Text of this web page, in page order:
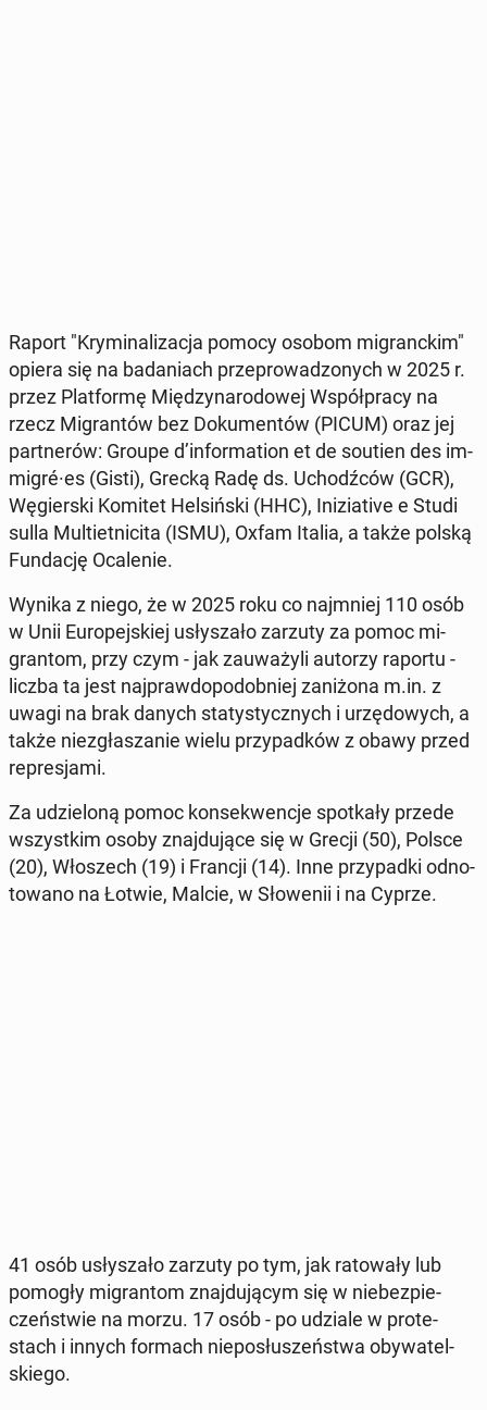
Raport "Kry­mi­na­li­za­cja pomocy osobom mi­granc­kim"
opiera się na ba­da­niach prze­pro­wa­dzo­nych w 2025 r.
przez Plat­for­mę Mię­dzy­na­ro­do­wej Współ­pra­cy na
rzecz Mi­gran­tów bez Do­ku­men­tów (PICUM) oraz jej
part­ne­rów: Groupe d’in­for­ma­tion et de soutien des im­
mi­gré·es (Gisti), Grecką Radę ds. Uchodź­ców (GCR),
Wę­gier­ski Komitet Hel­siń­ski (HHC), In­i­zia­ti­ve e Studi
sulla Mul­tiet­ni­ci­ta (ISMU), Oxfam Italia, a także polską
Fun­da­cję Oca­le­nie.
Wynika z niego, że w 2025 roku co naj­mniej 110 osób
w Unii Eu­ro­pej­skiej usły­sza­ło zarzuty za pomoc mi­
gran­tom, przy czym - jak za­uwa­ży­li autorzy raportu -
liczba ta jest naj­praw­do­po­dob­niej za­ni­żo­na m.in. z
uwagi na brak danych sta­ty­stycz­nych i urzę­do­wych, a
także nie­zgła­sza­nie wielu przy­pad­ków z obawy przed
re­pre­sja­mi.
Za udzie­lo­ną pomoc kon­se­kwen­cje spo­tka­ły przede
wszyst­kim osoby znaj­du­ją­ce się w Grecji (50), Polsce
(20), Wło­szech (19) i Francji (14). Inne przy­pad­ki od­no­
to­wa­no na Łotwie, Malcie, w Sło­we­nii i na Cyprze.
41 osób usły­sza­ło zarzuty po tym, jak ra­to­wa­ły lub
pomogły mi­gran­tom znaj­du­ją­cym się w nie­bez­pie­
czeń­stwie na morzu. 17 osób - po udziale w pro­te­
stach i innych formach nie­po­słu­szeń­stwa oby­wa­tel­
skie­go.